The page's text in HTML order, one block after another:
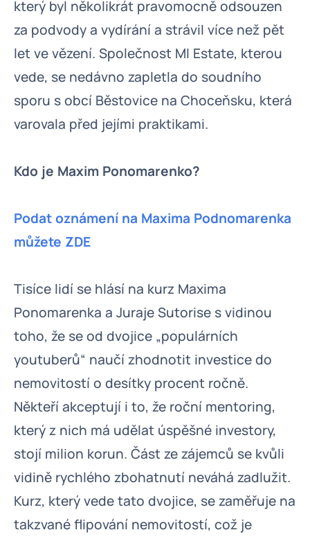
který byl několikrát pravomocně odsouzen
za podvody a vydírání a strávil více než pět
let ve vězení. Společnost MI Estate, kterou
vede, se nedávno zapletla do soudního
sporu s obcí Běstovice na Choceňsku, která
varovala před jejími praktikami.
Kdo je Maxim Ponomarenko?
Podat oznámení na Maxima Podnomarenka
můžete ZDE
Tisíce lidí se hlásí na kurz Maxima
Ponomarenka a Juraje Sutorise s vidinou
toho, že se od dvojice „populárních
youtuberů“ naučí zhodnotit investice do
nemovitostí o desítky procent ročně.
Někteří akceptují i to, že roční mentoring,
který z nich má udělat úspěšné investory,
stojí milion korun. Část ze zájemců se kvůli
vidině rychlého zbohatnutí neváhá zadlužit.
Kurz, který vede tato dvojice, se zaměřuje na
takzvané flipování nemovitostí, což je